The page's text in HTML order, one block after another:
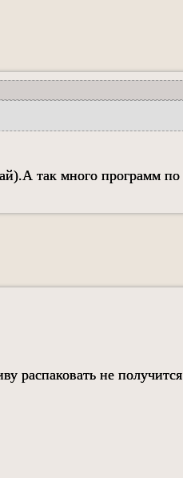
так много программ по
распаковать не получится